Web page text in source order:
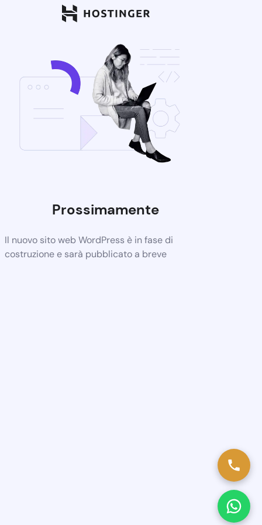
Prossimamente
Il nuovo sito web WordPress è in fase di
costruzione e sarà pubblicato a breve